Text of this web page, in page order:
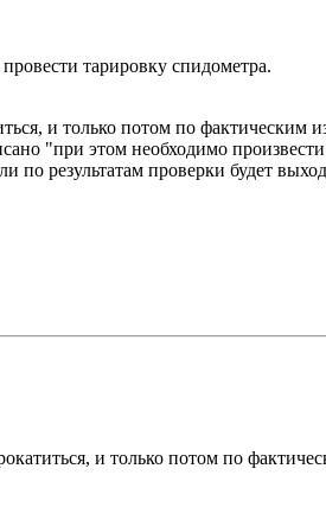
тарировку спидометра.
и только потом по фактическим
"при этом необходимо
по результатам проверки будет
и только потом по